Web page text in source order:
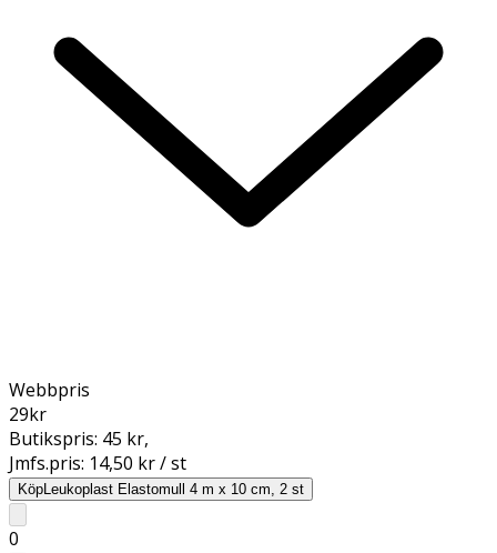
Webbpris
29kr
Butikspris: 45 kr,
Jmfs.pris: 14,50 kr / st
KöpLeukoplast Elastomull 4 m x 10 cm, 2 st
0